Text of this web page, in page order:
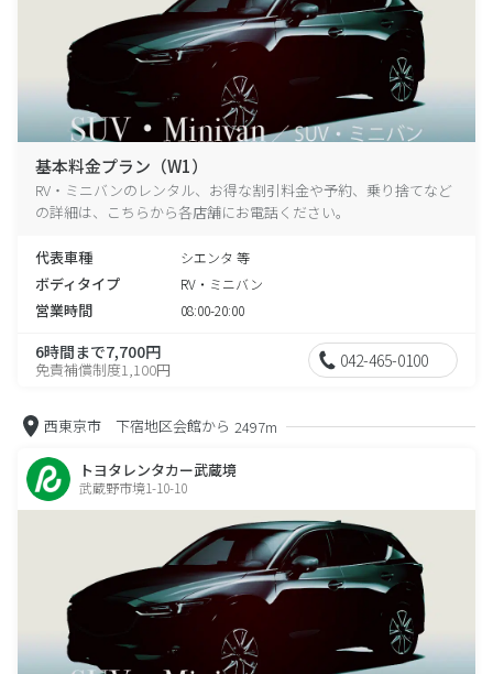
基本料金プラン（W1）
RV・ミニバンのレンタル、お得な割引料金や予約、乗り捨てなど
の詳細は、こちらから各店舗にお電話ください。
代表車種 シエンタ 等
ボディタイプ RV・ミニバン
営業時間 08:00-20:00
6時間まで7,700円
免責補償制度1,100円 042-465-0100
西東京市 下宿地区会館から 2497m
トヨタレンタカー武蔵境
武蔵野市境1-10-10